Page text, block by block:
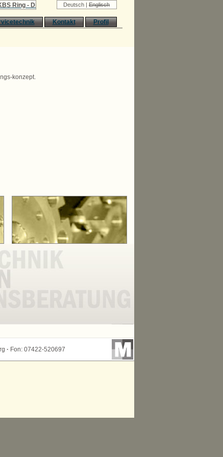
Deutsch | Englisch
Ring - Die neue Art des Fräsens
Kontakt Profil
konzept.
· Fon: 07422-520697